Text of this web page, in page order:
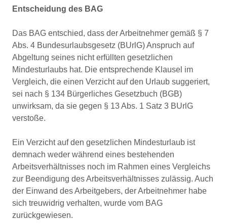
Entscheidung des BAG
Das BAG entschied, dass der Arbeitnehmer gemäß § 7
Abs. 4 Bundesurlaubsgesetz (BUrlG) Anspruch auf
Abgeltung seines nicht erfüllten gesetzlichen
Mindesturlaubs hat. Die entsprechende Klausel im
Vergleich, die einen Verzicht auf den Urlaub suggeriert,
sei nach § 134 Bürgerliches Gesetzbuch (BGB)
unwirksam, da sie gegen § 13 Abs. 1 Satz 3 BUrlG
verstoße.
Ein Verzicht auf den gesetzlichen Mindesturlaub ist
demnach weder während eines bestehenden
Arbeitsverhältnisses noch im Rahmen eines Vergleichs
zur Beendigung des Arbeitsverhältnisses zulässig. Auch
der Einwand des Arbeitgebers, der Arbeitnehmer habe
sich treuwidrig verhalten, wurde vom BAG
zurückgewiesen.